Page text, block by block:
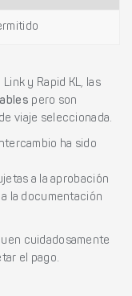
y Rapid KL, las
pero son
viaje seleccionada.
ha sido
a la aprobación
la documentación
cuidadosamente
el pago.